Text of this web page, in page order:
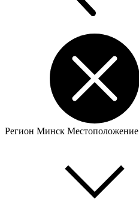
Регион Минск Местоположение